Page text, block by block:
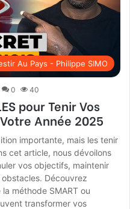
Au Pays - Philippe SIMO
0 40
pour Tenir Vos
Année 2025
importante, mais les tenir
cet article, nous dévoilons
vos objectifs, maintenir
Découvrez
méthode SMART ou
transformer vos